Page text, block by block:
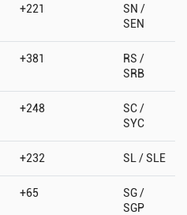
+221
SN /
SEN
+381
RS /
SRB
+248
SC /
SYC
+232 SL / SLE
+65
SG /
SGP